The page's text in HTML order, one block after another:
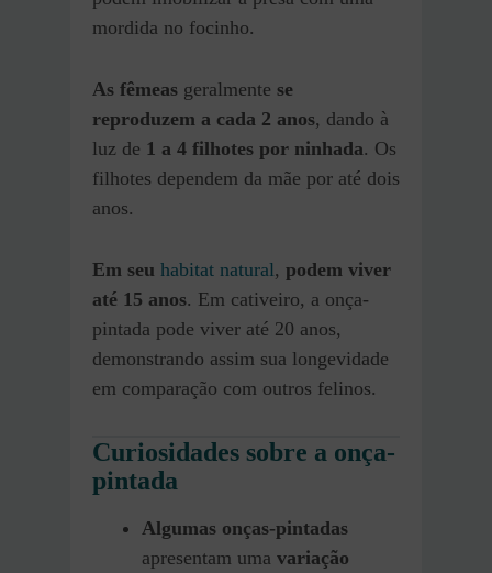
mordida no focinho.
As fêmeas geralmente se
reproduzem a cada 2 anos, dando à
luz de 1 a 4 filhotes por ninhada. Os
filhotes dependem da mãe por até dois
anos.
Em seu habitat natural, podem viver
até 15 anos. Em cativeiro, a onça-
pintada pode viver até 20 anos,
demonstrando assim sua longevidade
em comparação com outros felinos.
Curiosidades sobre a onça-
pintada
Algumas onças-pintadas
apresentam uma variação